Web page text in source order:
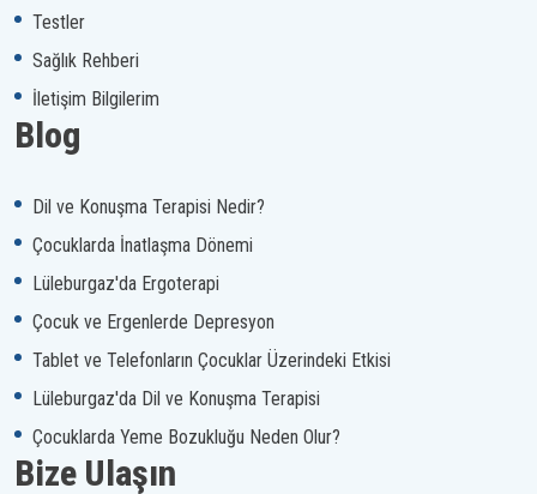
Testler
Sağlık Rehberi
İletişim Bilgilerim
Blog
Dil ve Konuşma Terapisi Nedir?
Çocuklarda İnatlaşma Dönemi
Lüleburgaz'da Ergoterapi
Çocuk ve Ergenlerde Depresyon
Tablet ve Telefonların Çocuklar Üzerindeki Etkisi
Lüleburgaz'da Dil ve Konuşma Terapisi
Çocuklarda Yeme Bozukluğu Neden Olur?
Bize Ulaşın